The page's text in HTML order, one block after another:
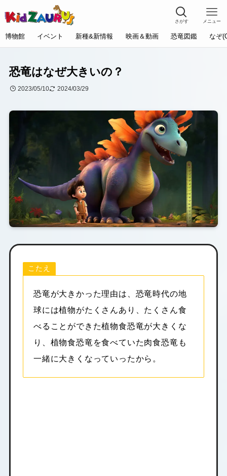
さがす メニュー
博物館 イベント 新種&新情報 映画＆動画 恐竜図鑑 なぞ
恐竜はなぜ大きいの？
2023/05/10 2024/03/29
こたえ
恐竜が大きかった理由は、恐竜時代の地
球には植物がたくさんあり、たくさん食
べることができた植物食恐竜が大きくな
り、植物食恐竜を食べていた肉食恐竜も
一緒に大きくなっていったから。